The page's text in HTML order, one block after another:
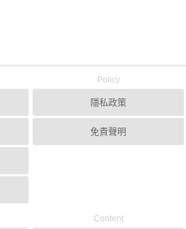
Policy
隱私政策
免責聲明
Content